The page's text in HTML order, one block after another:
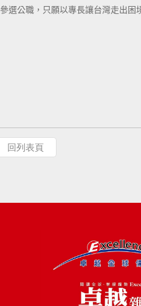
選公職，只願以專長讓台灣走出困
回列表頁